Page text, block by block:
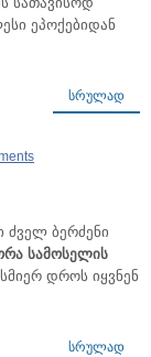
ეპოქებიდან
ᲡᲠᲣᲚᲐᲓ
ძველ ბერძენი
სამოსელის
დროს იყვნენ
ᲡᲠᲣᲚᲐᲓ